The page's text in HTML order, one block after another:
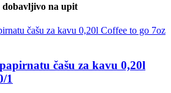
dobavljivo na upit
čašu za kavu 0,20l
1